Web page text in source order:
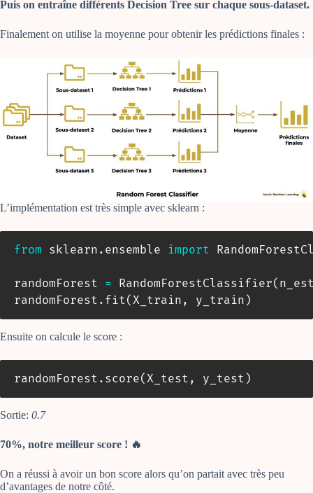
Puis on entraîne différents Decision Tree sur chaque sous-dataset.
Finalement on utilise la moyenne pour obtenir les prédictions finales :
L’implémentation est très simple avec sklearn :
from sklearn . ensemble import
randomForest = RandomForestClassifier(
randomForest . fit(X_train , y_train )
Ensuite on calcule le score :
randomForest . score(X_test , y_test )
Sortie: 0.7
70%, notre meilleur score ! 🔥
On a réussi à avoir un bon score alors qu’on partait avec très peu
d’avantages de notre côté.